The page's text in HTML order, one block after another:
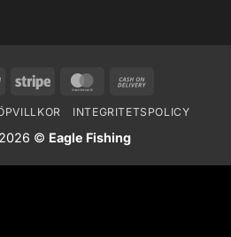
PayPal Stripe MasterCard
Delivery
INTEGRITETSPOLICY
© Eagle Fishing